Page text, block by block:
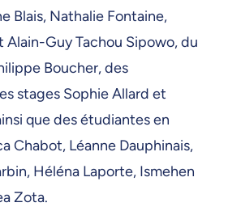
Blais, Nathalie Fontaine,
Alain-Guy Tachou Sipowo, du
Boucher, des
stages Sophie Allard et
que des étudiantes en
Chabot, Léanne Dauphinais,
Héléna Laporte, Ismehen
Zota.